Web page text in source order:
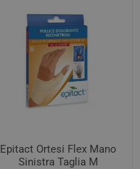
Epitact Ortesi Flex Mano
Sinistra Taglia M